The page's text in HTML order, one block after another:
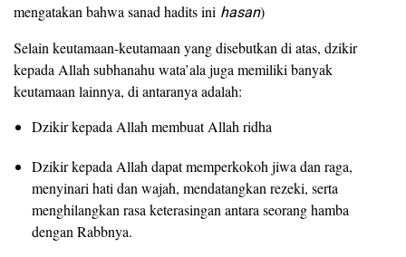
mengatakan bahwa sanad hadits ini hasan)
Selain keutamaan-keutamaan yang disebutkan di atas, dzikir
kepada Allah subhanahu wata’ala juga memiliki banyak
keutamaan lainnya, di antaranya adalah:
Dzikir kepada Allah membuat Allah ridha
Dzikir kepada Allah dapat memperkokoh jiwa dan raga,
menyinari hati dan wajah, mendatangkan rezeki, serta
menghilangkan rasa keterasingan antara seorang hamba
dengan Rabbnya.